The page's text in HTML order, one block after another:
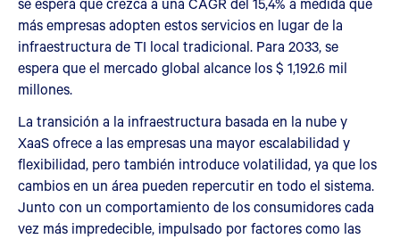
más empresas adopten estos servicios en lugar de la
infraestructura de TI local tradicional. Para 2033, se
espera que el mercado global alcance los $ 1,192.6 mil
millones.
La transición a la infraestructura basada en la nube y
XaaS ofrece a las empresas una mayor escalabilidad y
flexibilidad, pero también introduce volatilidad, ya que los
cambios en un área pueden repercutir en todo el sistema.
Junto con un comportamiento de los consumidores cada
vez más impredecible, impulsado por factores como las